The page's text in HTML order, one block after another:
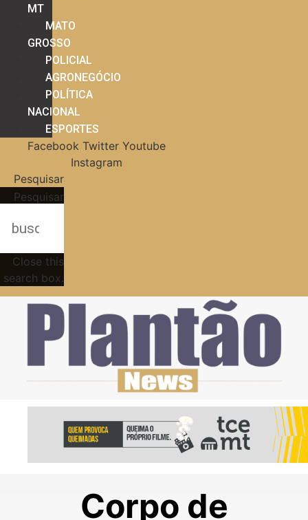
MT
MATO
GROSSO
POLICIAL
AGRONEGÓCIO
POLÍTICA
NACIONAL
ESPORTES
Facebook Twitter Youtube
Instagram
Pesquisar
Pesquisar
Close this
search box.
Corpo de